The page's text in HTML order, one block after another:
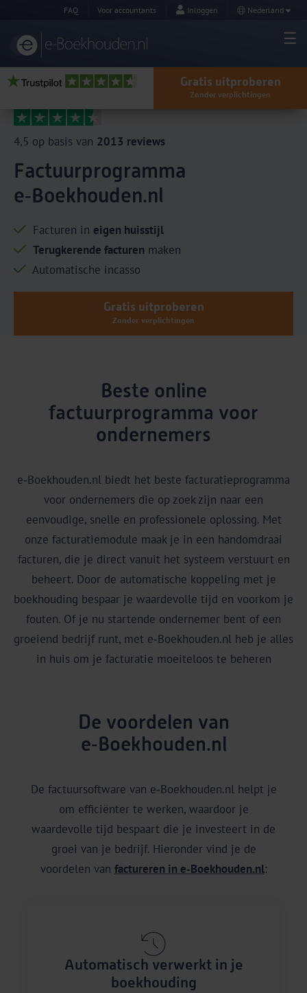
FAQ Voor accountants Inloggen Nederland
Gratis uitproberen
Zonder verplichtingen
4,5 op basis van 2013 reviews
Factuurprogramma
e‑Boekhouden.nl
Facturen in eigen huisstijl
Terugkerende facturen maken
Automatische incasso
Gratis uitproberen
Zonder verplichtingen
Beste online
factuurprogramma voor
ondernemers
e‑Boekhouden.nl biedt het beste facturatieprogramma
voor ondernemers die op zoek zijn naar een
eenvoudige, snelle en professionele oplossing. Met
onze facturatiemodule maak je in een handomdraai
facturen, die je direct vanuit het systeem verstuurt en
beheert. Door de automatische koppeling met je
boekhouding bespaar je waardevolle tijd en voorkom je
fouten. Of je nu startende ondernemer bent of een
groeiend bedrijf runt, met e‑Boekhouden.nl heb je alles
in huis om je facturatie moeiteloos te beheren
De voordelen van
e‑Boekhouden.nl
De factuursoftware van e‑Boekhouden.nl helpt je
om efficiënter te werken, waardoor je
waardevolle tijd bespaart die je investeert in de
groei van je bedrijf. Hieronder vind je de
voordelen van factureren in e‑Boekhouden.nl:
Automatisch verwerkt in je
boekhouding